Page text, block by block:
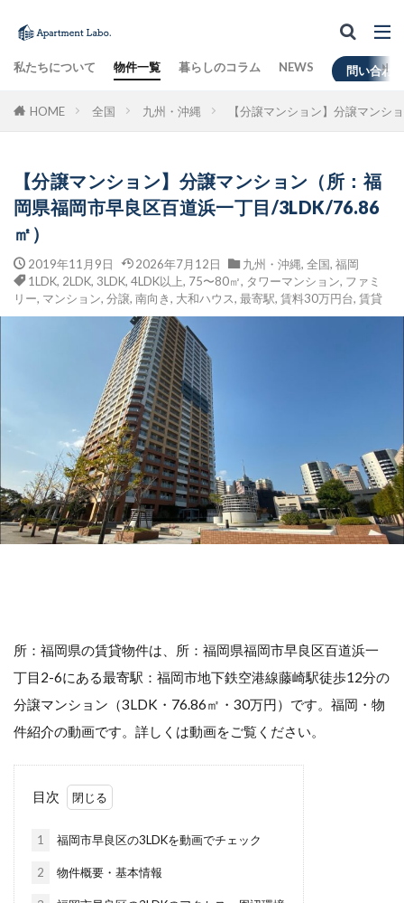
私たちについて 物件一覧 暮らしのコラム NEWS 問い合わせ
HOME 全国 九州・沖縄 【分譲マンション】分譲マン
【分譲マンション】分譲マンション（所：福
岡県福岡市早良区百道浜一丁目/3LDK/76.86
㎡）
2019年11月9日 2026年7月12日 九州・沖縄, 全国, 福岡
1LDK, 2LDK, 3LDK, 4LDK以上, 75〜80㎡, タワーマンション, ファミ
リー, マンション, 分譲, 南向き, 大和ハウス, 最寄駅, 賃料30万円台, 賃貸
所：福岡県の賃貸物件は、所：福岡県福岡市早良区百道浜一
丁目2-6にある最寄駅：福岡市地下鉄空港線藤崎駅徒歩12分の
分譲マンション（3LDK・76.86㎡・30万円）です。福岡・物
件紹介の動画です。詳しくは動画をご覧ください。
目次
1 福岡市早良区の3LDKを動画でチェック
2 物件概要・基本情報